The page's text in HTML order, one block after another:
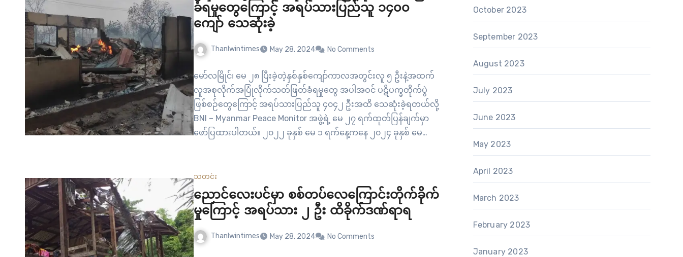
ခံရမှုတွေကြောင့် အရပ်သားပြည်သူ ၁၄၀၀
ကျော် သေဆုံးခဲ့
Thanlwintimes May 28, 2024 No Comments
မော်လမြိုင်၊ မေ ၂၈ ပြီးခဲ့တဲ့နှစ်နှစ်ကျော်ကာလအတွင်းလူ ၅ ဦးနဲ့အထက်
လူအစုလိုက်အပြုံလိုက်သတ်ဖြတ်ခံရမှုတွေ အပါအဝင် ပဋိပက္ခတိုက်ပွဲ
ဖြစ်စဉ်တွေကြောင့် အရပ်သားပြည်သူ ၄၀၄၂ ဦးအထိ သေဆုံးခဲ့ရတယ်လို့
BNI – Myanmar Peace Monitor အဖွဲ့ရဲ့ မေ ၂၇ ရက်ထုတ်ပြန်ချက်မှာ
ဖော်ပြထားပါတယ်။ ၂၀၂၂ ခုနှစ် မေ ၁ ရက်နေ့ကနေ ၂၀၂၄ ခုနှစ် မေ…
သတင်း
ညောင်လေးပင်မှာ စစ်တပ်လေကြောင်းတိုက်ခိုက်
မှုကြောင့် အရပ်သား ၂ ဦး ထိခိုက်ဒဏ်ရာရ
Thanlwintimes May 28, 2024 No Comments
October 2023
September 2023
August 2023
July 2023
June 2023
May 2023
April 2023
March 2023
February 2023
January 2023